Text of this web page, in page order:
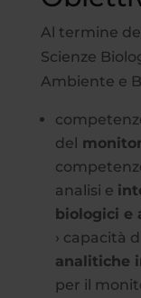
Al termine
Scienze
Ambiente e
del
analisi e
biologici e
› capacità
analitiche
per il